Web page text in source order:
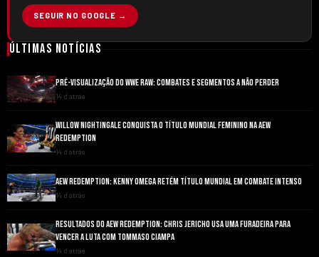
SEGUIR NO GOOGLE →
Últimas Notícias
PRÉ-VISUALIZAÇÃO DO WWE RAW: COMBATES E SEGMENTOS A NÃO PERDER
14 d atrás
WILLOW NIGHTINGALE CONQUISTA O TÍTULO MUNDIAL FEMININO NA AEW
REDEMPTION
14 d atrás
AEW REDEMPTION: KENNY OMEGA RETÉM TÍTULO MUNDIAL EM COMBATE INTENSO
14 d atrás
RESULTADOS DO AEW REDEMPTION: CHRIS JERICHO USA UMA FURADEIRA PARA
VENCER A LUTA COM TOMMASO CIAMPA
14 d atrás